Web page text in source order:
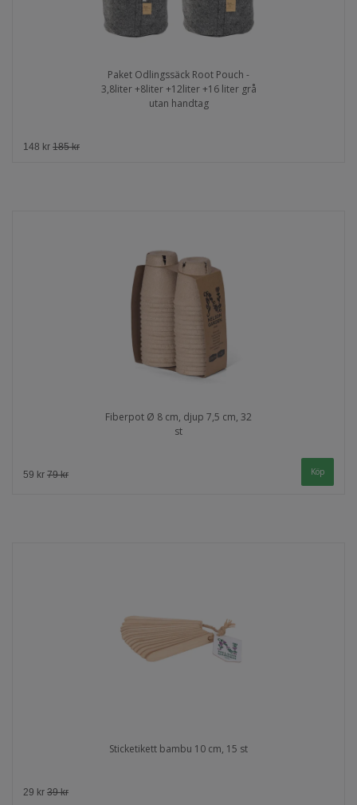
Paket Odlingssäck Root Pouch -
3,8liter +8liter +12liter +16 liter grå
utan handtag
148 kr 185 kr
Fiberpot Ø 8 cm, djup 7,5 cm, 32
st
59 kr 79 kr
Sticketikett bambu 10 cm, 15 st
29 kr 39 kr